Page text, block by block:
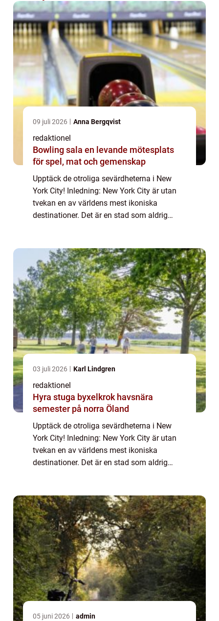
09 juli 2026 Anna Bergqvist
redaktionel
Bowling sala en levande mötesplats
för spel, mat och gemenskap
Upptäck de otroliga sevärdheterna i New
York City! Inledning: New York City är utan
tvekan en av världens mest ikoniska
destinationer. Det är en stad som aldrig
03 juli 2026 Karl Lindgren
redaktionel
Hyra stuga byxelkrok havsnära
semester på norra Öland
Upptäck de otroliga sevärdheterna i New
York City! Inledning: New York City är utan
tvekan en av världens mest ikoniska
destinationer. Det är en stad som aldrig
...
05 juni 2026 admin